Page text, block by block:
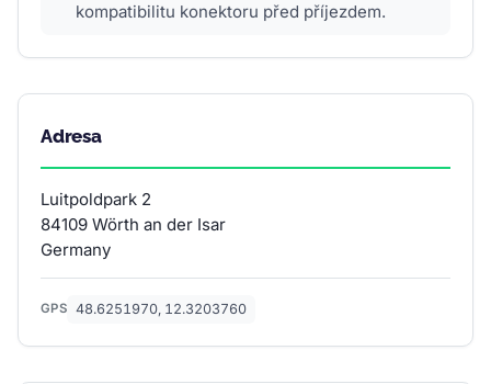
kompatibilitu konektoru před příjezdem.
Adresa
Luitpoldpark 2
84109 Wörth an der Isar
Germany
GPS 48.6251970, 12.3203760